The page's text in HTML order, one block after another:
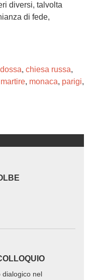
diversi, talvolta
di fede,
, chiesa russa,
martire, monaca, parigi,
dialogico nel